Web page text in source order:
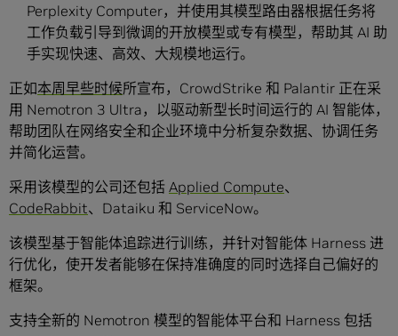
Perplexity Computer，并使用其模型路由器根据任务将
工作负载引导到微调的开放模型或专有模型，帮助其 AI 助
手实现快速、高效、大规模地运行。
正如本周早些时候所宣布，CrowdStrike 和 Palantir 正在采
用 Nemotron 3 Ultra，以驱动新型长时间运行的 AI 智能体，
帮助团队在网络安全和企业环境中分析复杂数据、协调任务
并简化运营。
采用该模型的公司还包括 Applied Compute、
CodeRabbit、Dataiku 和 ServiceNow。
该模型基于智能体追踪进行训练，并针对智能体 Harness 进
行优化，使开发者能够在保持准确度的同时选择自己偏好的
框架。
支持全新的 Nemotron 模型的智能体平台和 Harness 包括